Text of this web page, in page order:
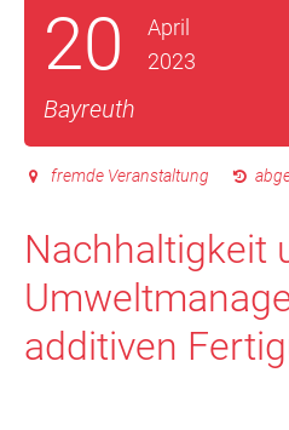
20
April
2023
Bayreuth
fremde Veranstaltung
Nachhaltigkeit
additiven